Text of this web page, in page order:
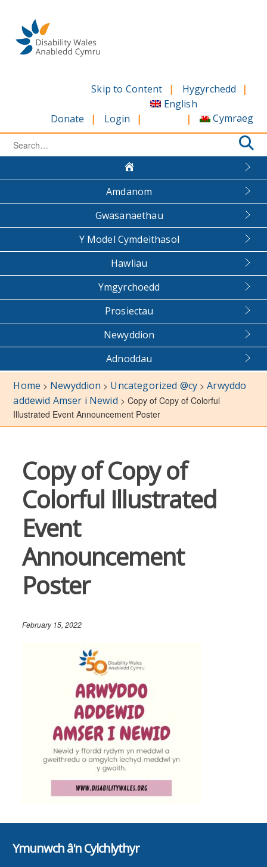
content
Skip to Content Hygyrchedd
Donate Login
English
Cymraeg
Search
Amdanom
Gwasanaethau
Y Model Cymdeithasol
Hawliau
Ymgyrchoedd
Prosiectau
Newyddion
Adnoddau
Home > Newyddion > Uncategorized @cy >Arwyddo
addewid Amser i Newid > Copy of Copy of Colorful
Illustrated Event Announcement Poster
Copy of Copy of
Colorful Illustrated
Event
Announcement
Poster
February 15, 2022
Ymunwch â'n Cylchlythyr